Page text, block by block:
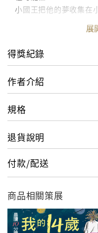
小國王把他的夢收集在
票、石頭一樣。夢是生
夢，有時夢甚至比現實
傷的書中主人翁－－「
當夢來看，現實生活也
對話，時而幽默，時而
書中主人翁始終認真地
告訴我們：很多人不
了對生活的想像空間與
這部有趣、富有詩意又
引了不同年齡層的大人
希望與更多人分享閱讀
展
得獎紀錄
作者介紹
規格
退貨說明
付款/配送
商品相關策展